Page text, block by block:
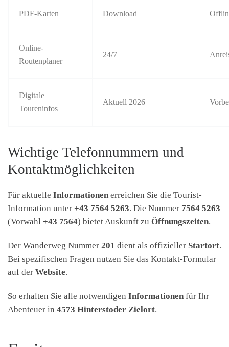
PDF-Karten Download
Online-
Routenplaner
24/7
Digitale
Toureninfos
Aktuell 2026
Wichtige Telefonnummern und
Kontaktmöglichkeiten
Für aktuelle Informationen erreichen Sie die Tourist-
Information unter +43 7564 5263. Die Nummer 7564 5263
(Vorwahl +43 7564) bietet Auskunft zu Öffnungszeiten.
Der Wanderweg Nummer 201 dient als offizieller Startort.
Bei spezifischen Fragen nutzen Sie das Kontakt-Formular
auf der Website.
So erhalten Sie alle notwendigen Informationen für Ihr
Abenteuer in 4573 Hinterstoder Zielort.